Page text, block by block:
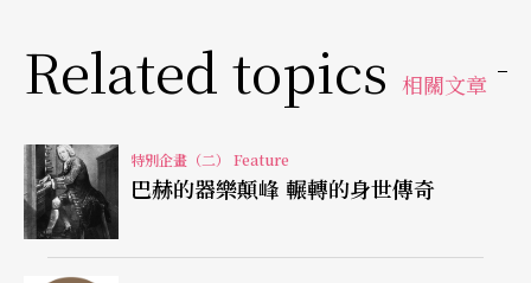
與技巧都是現代的，而巴赫的音樂卻是三百年前創
然而，我經常說，我個人認為，巴赫之所以被如此
崇仰為史上最偉大的作曲家，其偉大之處，就是因
Related topics 相關文章
特別企畫（二） Feature
巴赫的器樂顛峰 輾轉的身世傳奇